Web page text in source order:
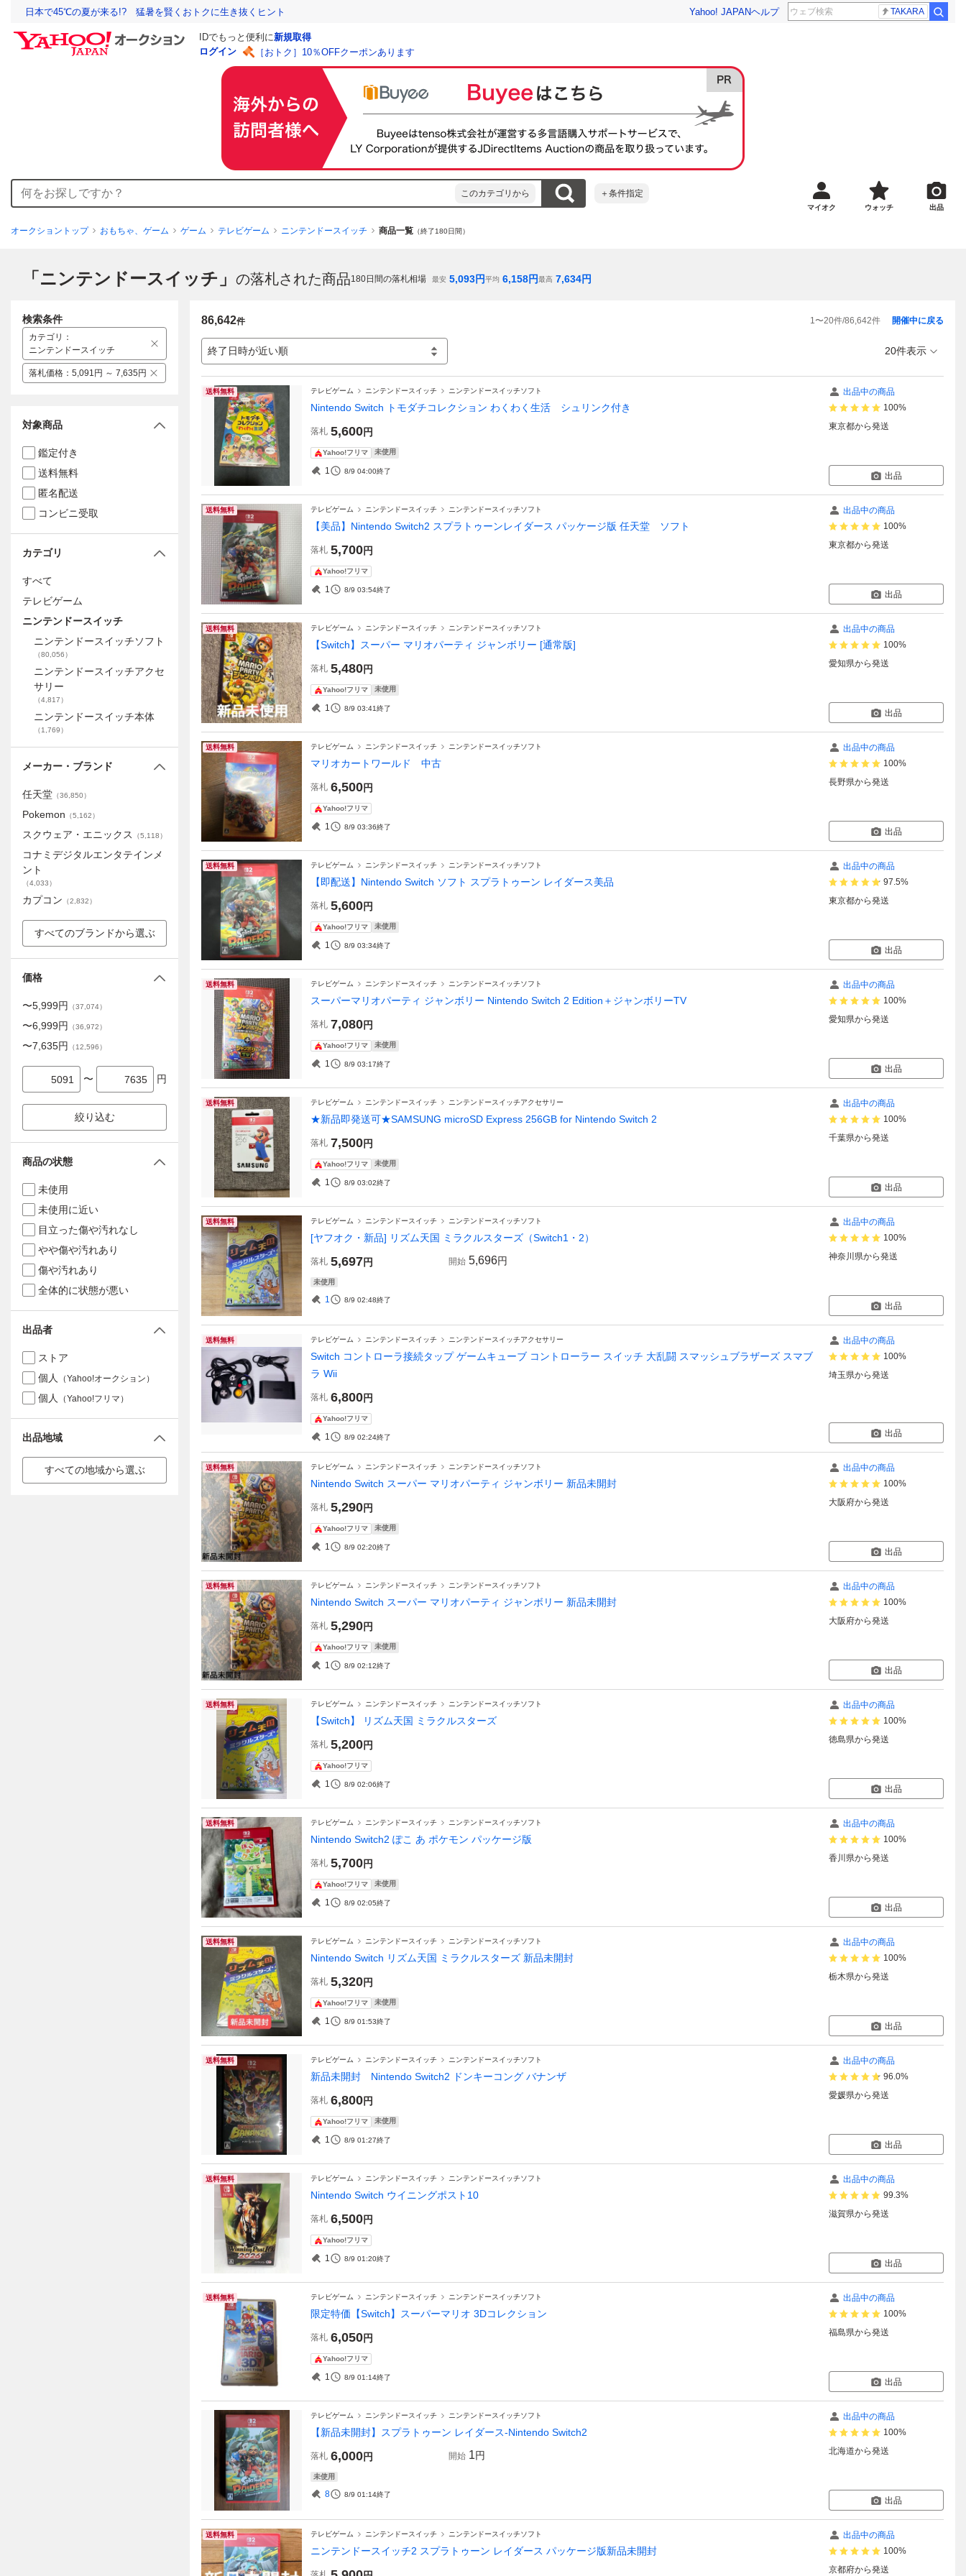
日本で45℃の夏が来る!? 猛暑を賢くおトクに生き抜くヒント Yahoo! JAPANヘルプ TAKARA
IDでもっと便利に新規取得
ログイン
［おトク］10％OFFクーポンあります
このカテゴリから ＋条件指定
マイオク ウォッチ 出品
オークショントップ おもちゃ、ゲーム ゲーム テレビゲーム ニンテンドースイッチ 商品一覧 （終了180日間）
「ニンテンドースイッチ」 の落札された商品180日間の落札相場 最安 5,093円平均 6,158円最高 7,634円
86,642件 1〜20件/86,642件
終了日時が近い順
開催中に戻る
20件表示
送料無料 テレビゲーム ニンテンドースイッチ ニンテンドースイッチソフト
Nintendo Switch トモダチコレクション わくわく生活 シュリンク付き
落札 5,600円
Yahoo!フリマ 未使用
1 8/9 04:00終了
出品中の商品
100%
東京都から発送
出品
送料無料 テレビゲーム ニンテンドースイッチ ニンテンドースイッチソフト
【美品】Nintendo Switch2 スプラトゥーンレイダース パッケージ版 任天堂 ソフト
落札 5,700円
Yahoo!フリマ
1 8/9 03:54終了
出品中の商品
100%
東京都から発送
出品
送料無料 テレビゲーム ニンテンドースイッチ ニンテンドースイッチソフト
【Switch】スーパー マリオパーティ ジャンボリー [通常版]
落札 5,480円
Yahoo!フリマ 未使用
1 8/9 03:41終了
出品中の商品
100%
愛知県から発送
出品
送料無料 テレビゲーム ニンテンドースイッチ ニンテンドースイッチソフト
マリオカートワールド 中古
落札 6,500円
Yahoo!フリマ
1 8/9 03:36終了
出品中の商品
100%
長野県から発送
出品
送料無料 テレビゲーム ニンテンドースイッチ ニンテンドースイッチソフト
【即配送】Nintendo Switch ソフト スプラトゥーン レイダース美品
落札 5,600円
Yahoo!フリマ 未使用
1 8/9 03:34終了
出品中の商品
97.5%
東京都から発送
出品
送料無料 テレビゲーム ニンテンドースイッチ ニンテンドースイッチソフト
スーパーマリオパーティ ジャンボリー Nintendo Switch 2 Edition＋ジャンボリーTV
落札 7,080円
Yahoo!フリマ 未使用
1 8/9 03:17終了
出品中の商品
100%
愛知県から発送
出品
送料無料 テレビゲーム ニンテンドースイッチ ニンテンドースイッチアクセサリー
★新品即発送可★SAMSUNG microSD Express 256GB for Nintendo Switch 2
落札 7,500円
Yahoo!フリマ 未使用
1 8/9 03:02終了
出品中の商品
100%
千葉県から発送
出品
送料無料 テレビゲーム ニンテンドースイッチ ニンテンドースイッチソフト
[ヤフオク・新品] リズム天国 ミラクルスターズ（Switch1・2）
落札 5,697円 開始 5,696円
未使用
1 8/9 02:48終了
出品中の商品
100%
神奈川県から発送
出品
送料無料 テレビゲーム ニンテンドースイッチ ニンテンドースイッチアクセサリー
Switch コントローラ接続タップ ゲームキューブ コントローラー スイッチ 大乱闘 スマッシュブラザーズ スマブ
ラ Wii
落札 6,800円
Yahoo!フリマ
1 8/9 02:24終了
出品中の商品
100%
埼玉県から発送
出品
送料無料 テレビゲーム ニンテンドースイッチ ニンテンドースイッチソフト
Nintendo Switch スーパー マリオパーティ ジャンボリー 新品未開封
落札 5,290円
Yahoo!フリマ 未使用
1 8/9 02:20終了
出品中の商品
100%
大阪府から発送
出品
送料無料 テレビゲーム ニンテンドースイッチ ニンテンドースイッチソフト
Nintendo Switch スーパー マリオパーティ ジャンボリー 新品未開封
落札 5,290円
Yahoo!フリマ 未使用
1 8/9 02:12終了
出品中の商品
100%
大阪府から発送
出品
送料無料 テレビゲーム ニンテンドースイッチ ニンテンドースイッチソフト
【Switch】 リズム天国 ミラクルスターズ
落札 5,200円
Yahoo!フリマ
1 8/9 02:06終了
出品中の商品
100%
徳島県から発送
出品
送料無料 テレビゲーム ニンテンドースイッチ ニンテンドースイッチソフト
Nintendo Switch2 ぽこ あ ポケモン パッケージ版
落札 5,700円
Yahoo!フリマ 未使用
1 8/9 02:05終了
出品中の商品
100%
香川県から発送
出品
送料無料 テレビゲーム ニンテンドースイッチ ニンテンドースイッチソフト
Nintendo Switch リズム天国 ミラクルスターズ 新品未開封
落札 5,320円
Yahoo!フリマ 未使用
1 8/9 01:53終了
出品中の商品
100%
栃木県から発送
出品
送料無料 テレビゲーム ニンテンドースイッチ ニンテンドースイッチソフト
新品未開封 Nintendo Switch2 ドンキーコング バナンザ
落札 6,800円
Yahoo!フリマ 未使用
1 8/9 01:27終了
出品中の商品
96.0%
愛媛県から発送
出品
送料無料 テレビゲーム ニンテンドースイッチ ニンテンドースイッチソフト
Nintendo Switch ウイニングポスト10
落札 6,500円
Yahoo!フリマ
1 8/9 01:20終了
出品中の商品
99.3%
滋賀県から発送
出品
送料無料 テレビゲーム ニンテンドースイッチ ニンテンドースイッチソフト
限定特価【Switch】スーパーマリオ 3Dコレクション
落札 6,050円
Yahoo!フリマ
1 8/9 01:14終了
出品中の商品
100%
福島県から発送
出品
テレビゲーム ニンテンドースイッチ ニンテンドースイッチソフト
【新品未開封】スプラトゥーン レイダース-Nintendo Switch2
落札 6,000円 開始 1円
未使用
8 8/9 01:14終了
出品中の商品
100%
北海道から発送
出品
送料無料 テレビゲーム ニンテンドースイッチ ニンテンドースイッチソフト
ニンテンドースイッチ2 スプラトゥーン レイダース パッケージ版新品未開封
出品中の商品
100%
京都府から発送
検索条件
カテゴリ ：
ニンテンドースイッチ
落札価格 ： 5,091円 ～ 7,635円
対象商品
鑑定付き
送料無料
匿名配送
コンビニ受取
カテゴリ
すべて
テレビゲーム
ニンテンドースイッチ
ニンテンドースイッチソフト
（80,056）
ニンテンドースイッチアクセ
サリー
（4,817）
ニンテンドースイッチ本体
（1,769）
メーカー・ブランド
任天堂 （36,850）
Pokemon （5,162）
スクウェア・エニックス （5,118）
コナミデジタルエンタテインメ
ント
（4,033）
カプコン （2,832）
すべてのブランドから選ぶ
価格
〜5,999円 （37,074）
〜6,999円 （36,972）
〜7,635円 （12,596）
〜 円
絞り込む
商品の状態
未使用
未使用に近い
目立った傷や汚れなし
やや傷や汚れあり
傷や汚れあり
全体的に状態が悪い
出品者
ストア
個人
（Yahoo!オークション）
個人 （Yahoo!フリマ）
出品地域
すべての地域から選ぶ